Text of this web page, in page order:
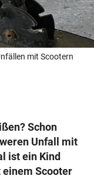
mit Scootern
Schon
Unfall mit
ist ein Kind
Scooter